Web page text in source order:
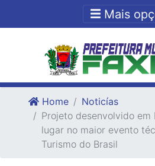
Ir para o fim do conteudo
Mais
Home
Noticías
Projeto desenvolvido em
lugar no maior evento
Turismo do Brasil